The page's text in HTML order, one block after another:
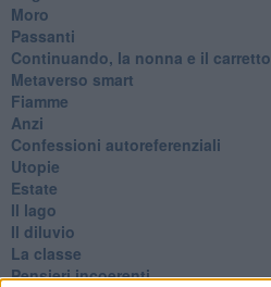
Moro
Passanti
Continuando, la nonna e il carretto
Metaverso smart
Fiamme
Anzi
Confessioni autoreferenziali
Utopie
Estate
Il lago
Il diluvio
La classe
Pensieri incoerenti